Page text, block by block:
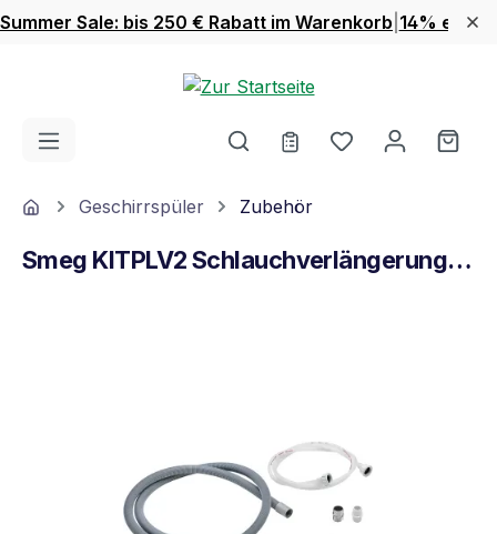
Zum Hauptinhalt springen
Summer Sale: bis 250 € Rabatt im Warenkorb 14% extra
Du hast 0
HomeGeschirrspüler Zubehör
Smeg KITPLV2 Schlauchverlängerung Grau